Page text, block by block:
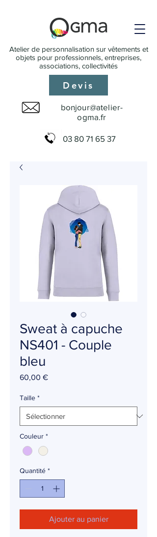
Atelier de personnalisation sur vêtements et
objets pour professionnels, entreprises,
associations, collectivités
bonjour@atelier-
ogma.fr
03 80 71 65 37
Devis
Sweat à capuche
NS401 - Couple
bleu
60,00 €Prix
Taille *
Couleur *
Quantité *
Ajouter au panier